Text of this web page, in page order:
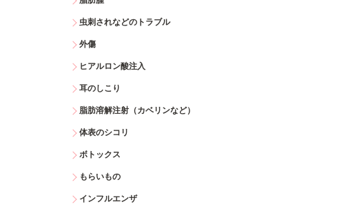
虫刺されなどのトラブル
外傷
ヒアルロン酸注入
耳のしこり
脂肪溶解注射（カベリンなど）
体表のシコリ
ボトックス
もらいもの
インフルエンザ